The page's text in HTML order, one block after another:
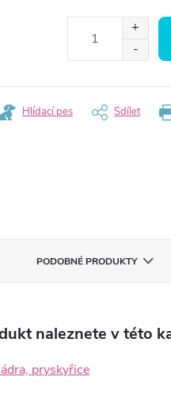
Hlídací pes Sdílet
PODOBNÉ PRODUKTY
naleznete v této
pryskyřice